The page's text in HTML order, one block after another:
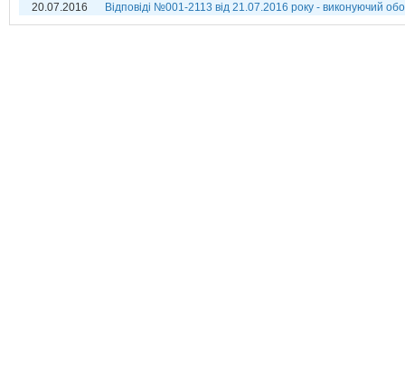
20.07.2016
Відповіді №001-2113 від 21.07.2016 року - виконуючий